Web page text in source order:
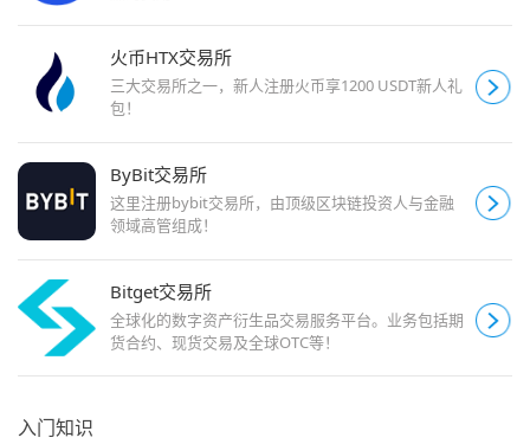
火币HTX交易所
三大交易所之一，新人注册火币享1200 USDT新人礼
包！
ByBit交易所
这里注册bybit交易所，由顶级区块链投资人与金融
领域高管组成！
Bitget交易所
全球化的数字资产衍生品交易服务平台。业务包括期
货合约、现货交易及全球OTC等！
入门知识